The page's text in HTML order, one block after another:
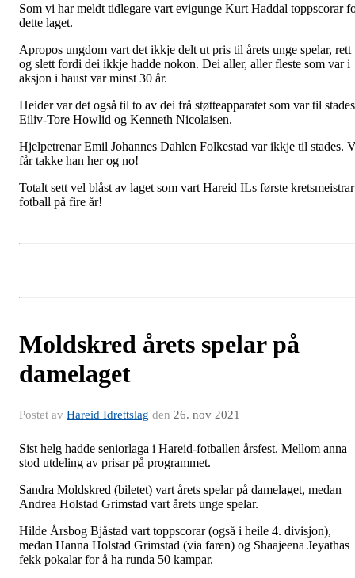
Som vi har meldt tidlegare vart evigunge Kurt Haddal toppscorar
dette laget.
Apropos ungdom vart det ikkje delt ut pris til årets unge spelar, rett
og slett fordi dei ikkje hadde nokon. Dei aller, aller fleste som var i
aksjon i haust var minst 30 år.
Heider var det også til to av dei frå støtteapparatet som var til
Eiliv-Tore Howlid og Kenneth Nicolaisen.
Hjelpetrenar Emil Johannes Dahlen Folkestad var ikkje til stades.
får takke han her og no!
Totalt sett vel blåst av laget som vart Hareid ILs første
fotball på fire år!
Moldskred årets spelar på
damelaget
Postet av Hareid Idrettslag den 26. nov 2021
Sist helg hadde seniorlaga i Hareid-fotballen årsfest. Mellom anna
stod utdeling av prisar på programmet.
Sandra Moldskred (biletet) vart årets spelar på damelaget, medan
Andrea Holstad Grimstad vart årets unge spelar.
Hilde Årsbog Bjåstad vart toppscorar (også i heile 4. divisjon),
medan Hanna Holstad Grimstad (via faren) og Shaajeena Jeyathas
fekk pokalar for å ha runda 50 kampar.